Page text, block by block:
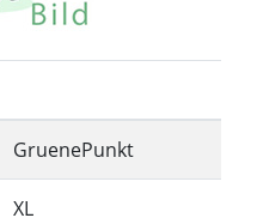
GruenePunkt
XL